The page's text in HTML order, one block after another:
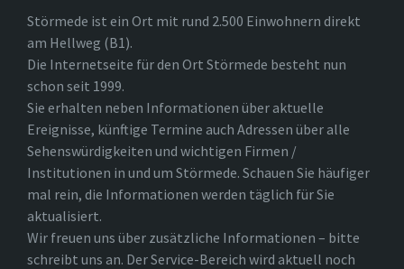
Störmede ist ein Ort mit rund 2.500 Einwohnern direkt
am Hellweg (B1).
Die Internetseite für den Ort Störmede besteht nun
schon seit 1999.
Sie erhalten neben Informationen über aktuelle
Ereignisse, künftige Termine auch Adressen über alle
Sehenswürdigkeiten und wichtigen Firmen /
Institutionen in und um Störmede. Schauen Sie häufiger
mal rein, die Informationen werden täglich für Sie
aktualisiert.
Wir freuen uns über zusätzliche Informationen – bitte
schreibt uns an. Der Service-Bereich wird aktuell noch